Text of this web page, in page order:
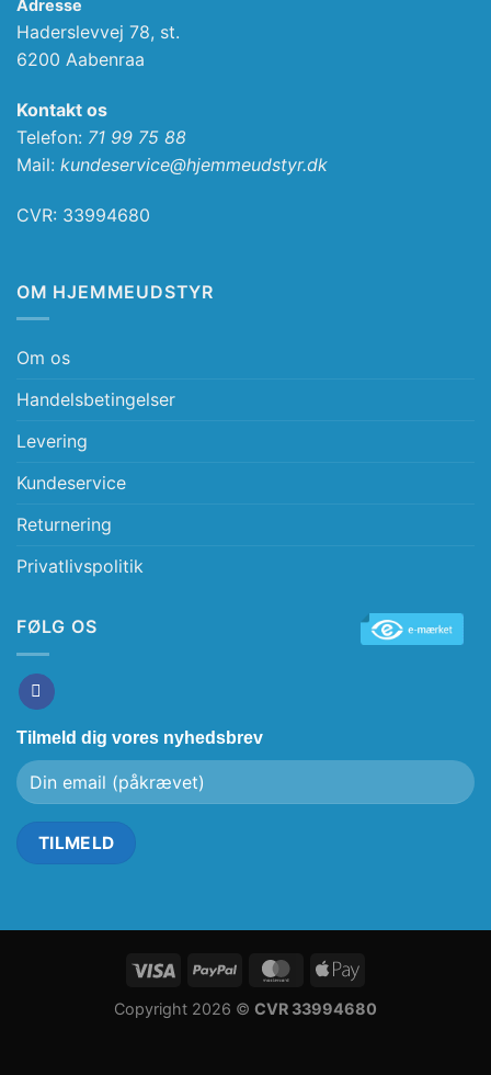
Adresse
Haderslevvej 78, st.
6200 Aabenraa
Kontakt os
Telefon: 71 99 75 88
Mail: kundeservice@hjemmeudstyr.dk
CVR: 33994680
OM HJEMMEUDSTYR
Om os
Handelsbetingelser
Levering
Kundeservice
Returnering
Privatlivspolitik
FØLG OS
Tilmeld dig vores nyhedsbrev
Copyright 2026 © CVR 33994680